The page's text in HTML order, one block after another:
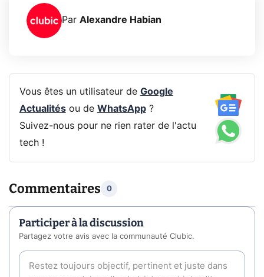
Par Alexandre Habian
Vous êtes un utilisateur de Google
Actualitésou de WhatsApp?
Suivez-nous pour ne rien rater de l'actu
tech !
Commentaires 0
Participer à la discussion
Partagez votre avis avec la communauté Clubic.